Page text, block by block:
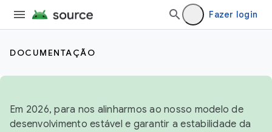
Fazer login
DOCUMENTAÇÃO
Em 2026, para nos alinharmos ao nosso modelo de
desenvolvimento estável e garantir a estabilidade da